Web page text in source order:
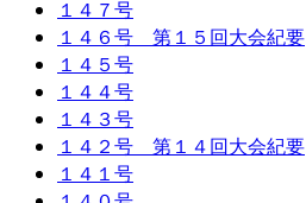
１４７号
１４６号 第１５回大会紀要
１４５号
１４４号
１４３号
１４２号 第１４回大会紀要
１４１号